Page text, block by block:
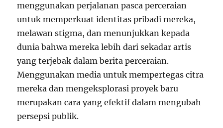
menggunakan perjalanan pasca perceraian
untuk memperkuat identitas pribadi mereka,
melawan stigma, dan menunjukkan kepada
dunia bahwa mereka lebih dari sekadar artis
yang terjebak dalam berita perceraian.
Menggunakan media untuk mempertegas citra
mereka dan mengeksplorasi proyek baru
merupakan cara yang efektif dalam mengubah
persepsi publik.